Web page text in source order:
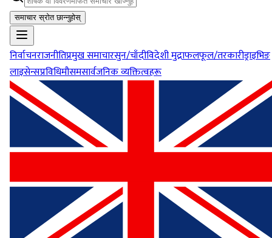
समाचार स्रोत छान्नुहोस्
निर्वाचनराजनीतिप्रमुख समाचारसुन/चाँदीविदेशी मुद्राफलफूल/तरकारीड्राइभिङ
लाइसेन्सप्रविधिमौसमसार्वजनिक व्यक्तित्वहरू